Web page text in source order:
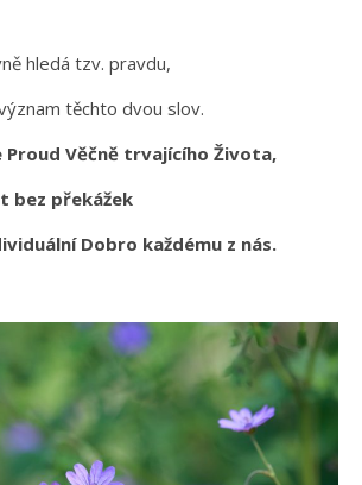
hledá tzv. pravdu,
těchto dvou slov.
Proud Věčně trvajícího Života,
bez překážek
Dobro každému z nás.